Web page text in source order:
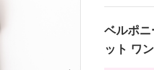
ベルポ
ット ワ